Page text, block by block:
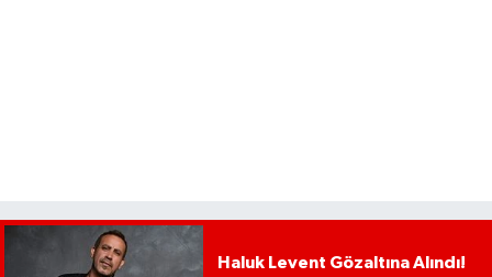
Haluk Levent Gözaltına Alındı!